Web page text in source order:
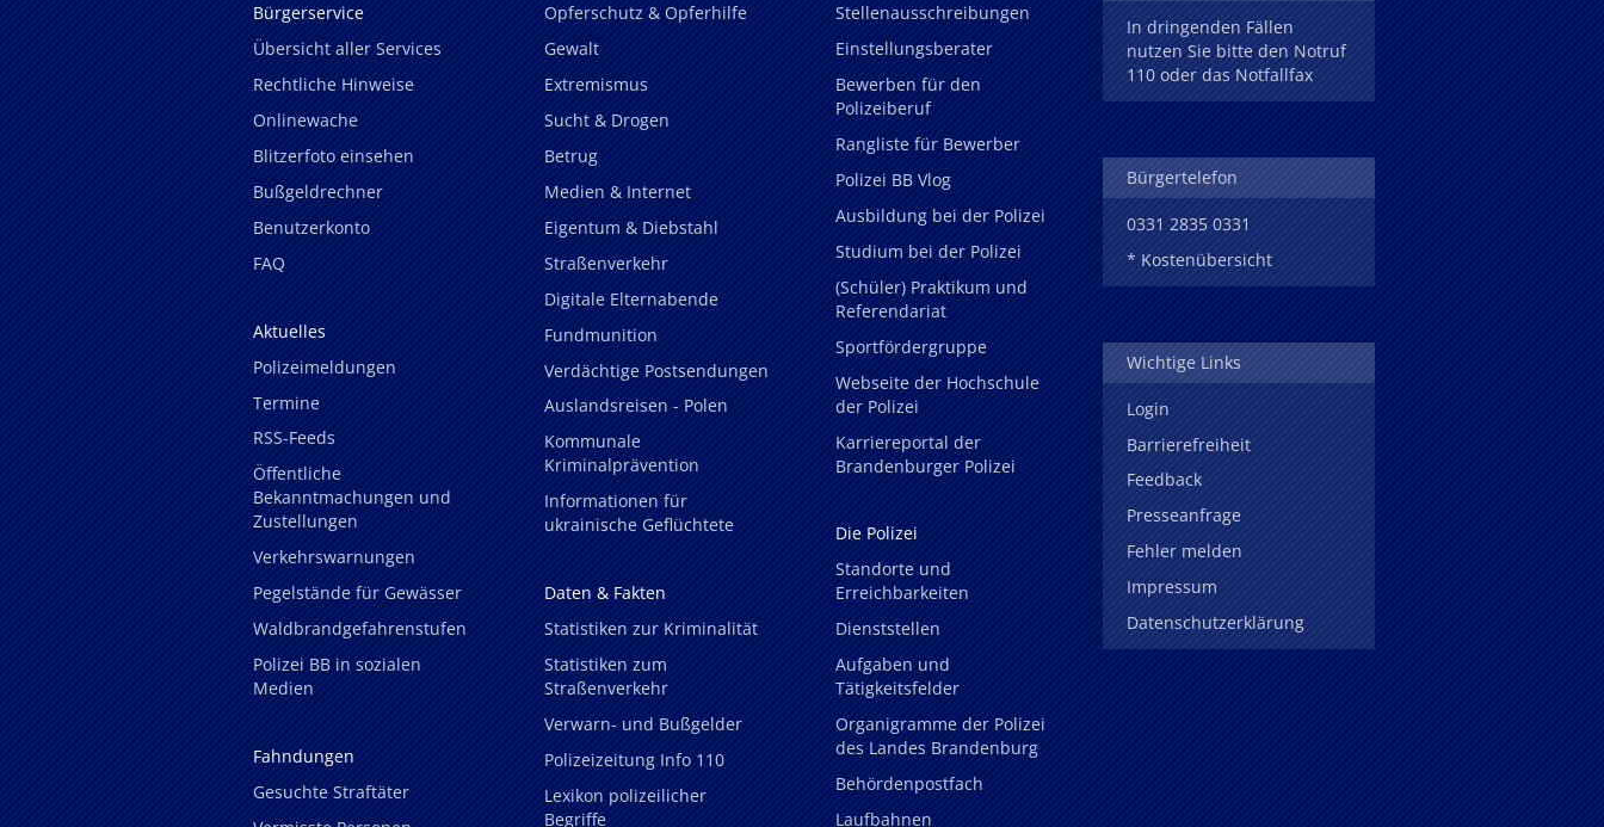
Bürgerservice
Übersicht aller Services
Rechtliche Hinweise
Onlinewache
Blitzerfoto einsehen
Bußgeldrechner
Benutzerkonto
FAQ
Aktuelles
Polizeimeldungen
Termine
RSS-Feeds
Öffentliche
Bekanntmachungen und
Zustellungen
Verkehrswarnungen
Pegelstände für Gewässer
Waldbrandgefahrenstufen
Polizei BB in sozialen
Medien
Fahndungen
Gesuchte Straftäter
Opferschutz & Opferhilfe
Gewalt
Extremismus
Sucht & Drogen
Betrug
Medien & Internet
Eigentum & Diebstahl
Straßenverkehr
Digitale Elternabende
Fundmunition
Verdächtige Postsendungen
Auslandsreisen - Polen
Kommunale
Kriminalprävention
Informationen für
ukrainische Geflüchtete
Daten & Fakten
Statistiken zur Kriminalität
Statistiken zum
Straßenverkehr
Verwarn- und Bußgelder
Polizeizeitung Info 110
Lexikon polizeilicher
Begriffe
Stellenausschreibungen
Einstellungsberater
Bewerben für den
Polizeiberuf
Rangliste für Bewerber
Polizei BB Vlog
Ausbildung bei der Polizei
Studium bei der Polizei
(Schüler) Praktikum und
Referendariat
Sportfördergruppe
Webseite der Hochschule
der Polizei
Karriereportal der
Brandenburger Polizei
Die Polizei
Standorte und
Erreichbarkeiten
Dienststellen
Aufgaben und
Tätigkeitsfelder
Organigramme der Polizei
des Landes Brandenburg
Behördenpostfach
Laufbahnen
In dringenden Fällen
nutzen Sie bitte den Notruf
110 oder das Notfallfax
Bürgertelefon
0331 2835 0331
* Kostenübersicht
Wichtige Links
Login
Barrierefreiheit
Feedback
Presseanfrage
Fehler melden
Impressum
Datenschutzerklärung